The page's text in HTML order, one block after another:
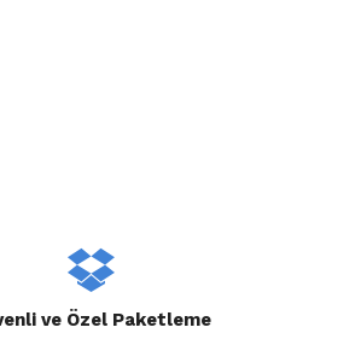
ve Özel Paketleme